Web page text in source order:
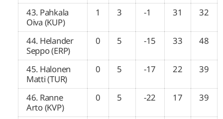
43. Pahkala
Oiva (KUP)
1 3 -1 31 32
44. Helander
Seppo (ERP)
0 5 -15 33 48
45. Halonen
Matti (TUR)
0 5 -17 22 39
46. Ranne
Arto (KVP)
0 5 -22 17 39